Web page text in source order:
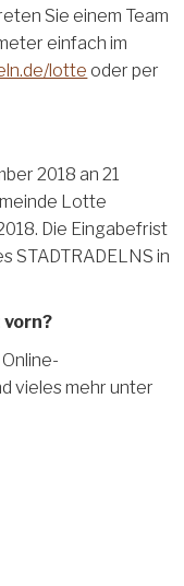
Sie einem Team
einfach im
lotte oder per
2018 an 21
Lotte
Die Eingabefrist
STADTRADELNS in
vieles mehr unter